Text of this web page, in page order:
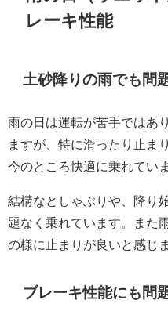
レーキ性能
土砂降りの雨でも問
雨の日は運転が苦手ではあ
ますが、特に滑ったり止ま
今のところ快適に乗れてい
結構なとしゃぶりや、降り
題なく乗れています。また
の様に止まりが良いと感じ
ブレーキ性能にも問